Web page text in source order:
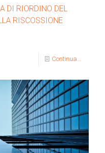
DI RIORDINO DEL
RISCOSSIONE
Continua...